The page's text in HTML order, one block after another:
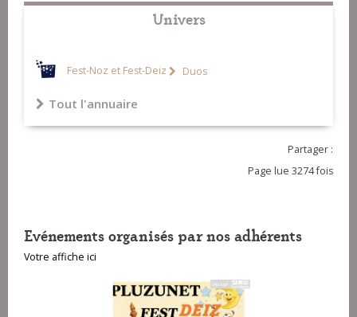
Univers
Fest-Noz et Fest-Deiz Duos
Tout l'annuaire
Partager :
Page lue 3274 fois
Evénements organisés par nos adhérents
Votre affiche ici